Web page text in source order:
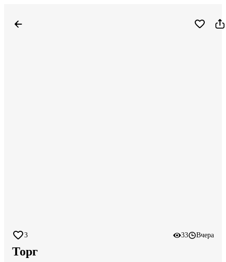
3 33 Вчера
Торг